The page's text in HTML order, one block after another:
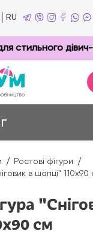
RU
стильного
Ростові фігури
в шапці" 110х90
см